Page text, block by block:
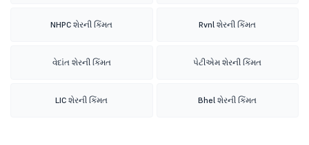
NHPC શેરની કિંમત Rvnl શેરની કિંમત
વેદાંત શેરની કિંમત પેટીએમ શેરની કિંમત
LIC શેરની કિંમત Bhel શેરની કિંમત